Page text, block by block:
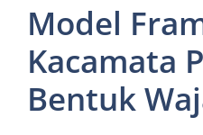
Model
Kacamata
Bentuk